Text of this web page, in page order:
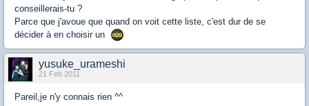
conseillerais-tu ?
Parce que j'avoue que quand on voit cette liste, c'est dur de se
décider à en choisir un
yusuke_urameshi
21 Feb 2011
Pareil,je n'y connais rien ^^